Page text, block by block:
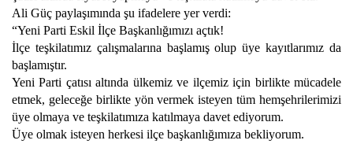
Ali Güç paylaşımında şu ifadelere yer verdi:
“Yeni Parti Eskil İlçe Başkanlığımızı açtık!
İlçe teşkilatımız çalışmalarına başlamış olup üye kayıtlarımız da
başlamıştır.
Yeni Parti çatısı altında ülkemiz ve ilçemiz için birlikte mücadele
etmek, geleceğe birlikte yön vermek isteyen tüm hemşehrilerimizi
üye olmaya ve teşkilatımıza katılmaya davet ediyorum.
Üye olmak isteyen herkesi ilçe başkanlığımıza bekliyorum.